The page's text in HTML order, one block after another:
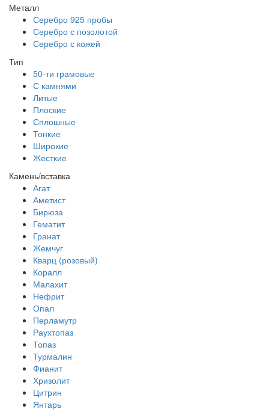
Металл
Серебро 925 пробы
Серебро с позолотой
Серебро с кожей
Тип
50-ти грамовые
С камнями
Литые
Плоские
Сплошные
Тонкие
Широкие
Жесткие
Камень/вставка
Агат
Аметист
Бирюза
Гематит
Гранат
Жемчуг
Кварц (розовый)
Коралл
Малахит
Нефрит
Опал
Перламутр
Раухтопаз
Топаз
Турмалин
Фианит
Хризолит
Цитрин
Янтарь